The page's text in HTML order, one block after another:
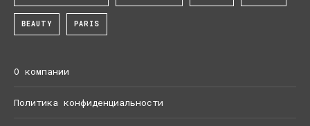
BEAUTY PARIS
О компании
Политика конфиденциальности